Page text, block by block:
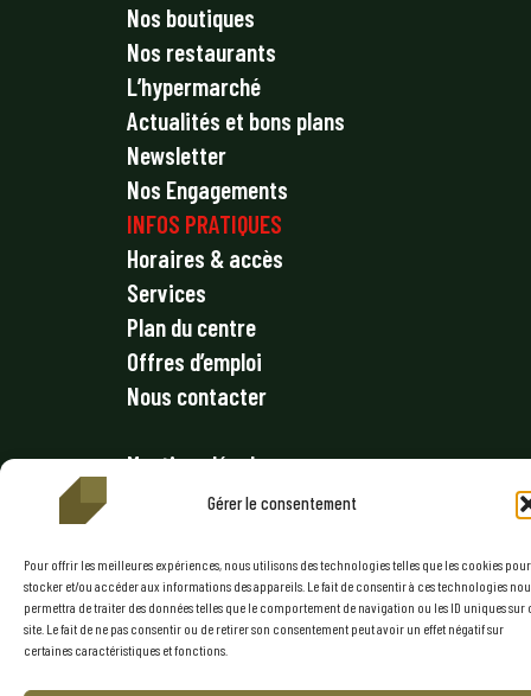
Gérer le consentement
Pour offrir les meilleures expériences, nous utilisons des technologies telles que les cookies pour
stocker et/ou accéder aux informations des appareils. Le fait de consentir à ces technologies
permettra de traiter des données telles que le comportement de navigation ou les ID uniques sur
site. Le fait de ne pas consentir ou de retirer son consentement peut avoir un effet négatif sur
certaines caractéristiques et fonctions.
Nos boutiques
Nos restaurants
L’hypermarché
Actualités et bons plans
Newsletter
Nos Engagements
INFOS PRATIQUES
Horaires & accès
Services
Plan du centre
Offres d’emploi
Nous contacter
Mentions légales
Politique de confidentialité
Politique de cookies (UE)
RESTEZ CONNECTÉ